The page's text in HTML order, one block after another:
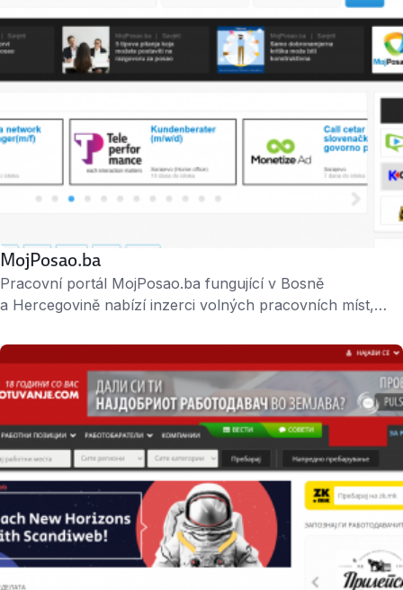
MojPosao.ba
Pracovní portál MojPosao.ba fungující v Bosně
a Hercegovině nabízí inzerci volných pracovních míst,
HR poradentství, employer branding nebo kariérní
managment. Jeho prostřednictvím našlo práci už více než
100 000 lidí. Je součástí nadnárodní skupiny Alma Media.